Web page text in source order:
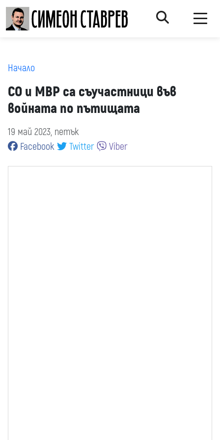
Начало
СО и МВР са съучастници във
войната по пътищата
19 май 2023, петък
Facebook
Twitter Viber